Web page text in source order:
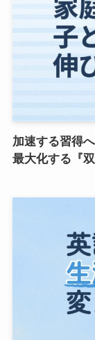
加速する習得
最大化する『